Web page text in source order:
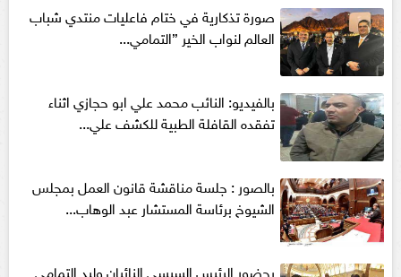
صورة تذكارية في ختام فاعليات منتدي شباب
العالم لنواب الخير ”التمامي...
بالفيديو: النائب محمد علي ابو حجازي اثناء
تفقده القافلة الطبية للكشف علي...
بالصور : جلسة مناقشة قانون العمل بمجلس
الشيوخ برئاسة المستشار عبد الوهاب...
بحضور الرئيس السيسي النائبان وليد التمامي